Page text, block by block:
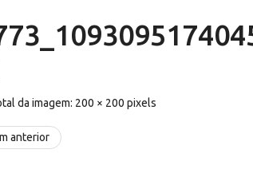
da imagem: 200 × 200 pixels
anterior